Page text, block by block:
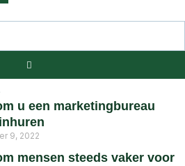
u een marketingbureau
9, 2022
mensen steeds vaker voor